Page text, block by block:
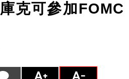
克可參加FOMC